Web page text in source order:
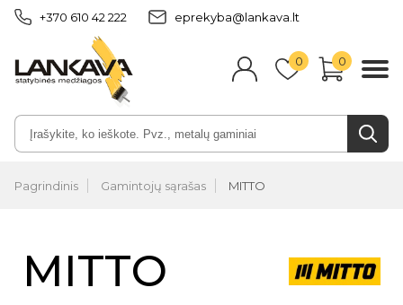
+370 610 42 222 eprekyba@lankava.lt
0 0
Pagrindinis Gamintojų sąrašas MITTO
MITTO